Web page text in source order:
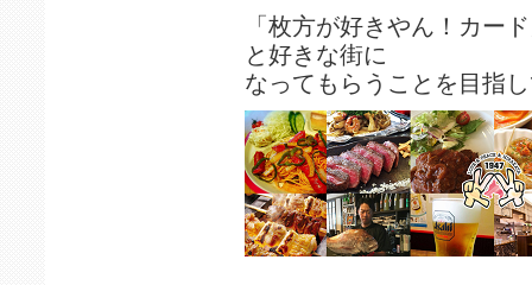
「枚方が好きやん！カー
と好きな街に
なってもらうことを目指